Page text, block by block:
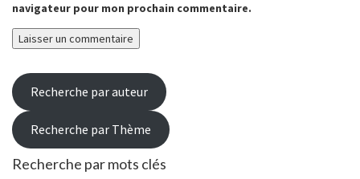
navigateur pour mon prochain commentaire.
Recherche par auteur
Recherche par Thème
Recherche par mots clés